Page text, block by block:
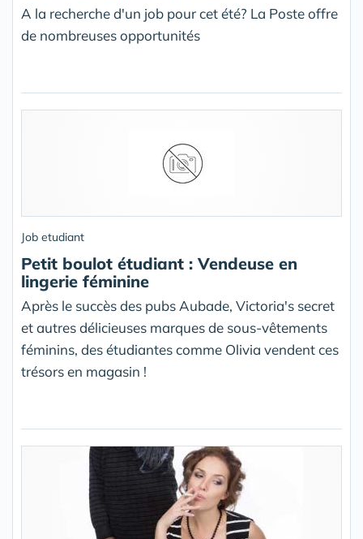
A la recherche d'un job pour cet été? La Poste offre
de nombreuses opportunités
Job etudiant
Petit boulot étudiant : Vendeuse en
lingerie féminine
Après le succès des pubs Aubade, Victoria's secret
et autres délicieuses marques de sous-vêtements
féminins, des étudiantes comme Olivia vendent ces
trésors en magasin !